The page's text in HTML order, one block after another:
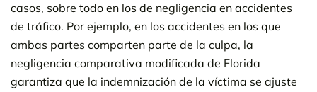
casos, sobre todo en los de negligencia en accidentes
de tráfico. Por ejemplo, en los accidentes en los que
ambas partes comparten parte de la culpa, la
negligencia comparativa modificada de Florida
garantiza que la indemnización de la víctima se ajuste